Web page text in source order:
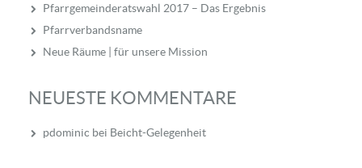
Pfarrgemeinderatswahl 2017 – Das Ergebnis
Pfarrverbandsname
Neue Räume | für unsere Mission
NEUESTE KOMMENTARE
pdominic bei Beicht-Gelegenheit